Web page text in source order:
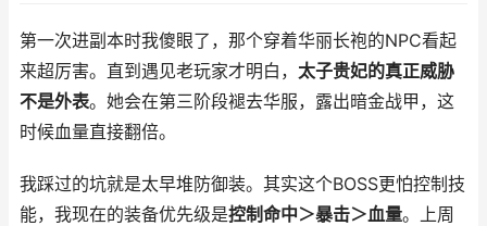
第一次进副本时我傻眼了，那个穿着华丽长袍的NPC看起
来超厉害。直到遇见老玩家才明白， 太子贵妃的真正威胁
不是外表。她会在第三阶段褪去华服，露出暗金战甲，这
时候血量直接翻倍。
我踩过的坑就是太早堆防御装。其实这个BOSS更怕控制技
能，我现在的装备优先级是控制命中＞暴击＞血量。上周